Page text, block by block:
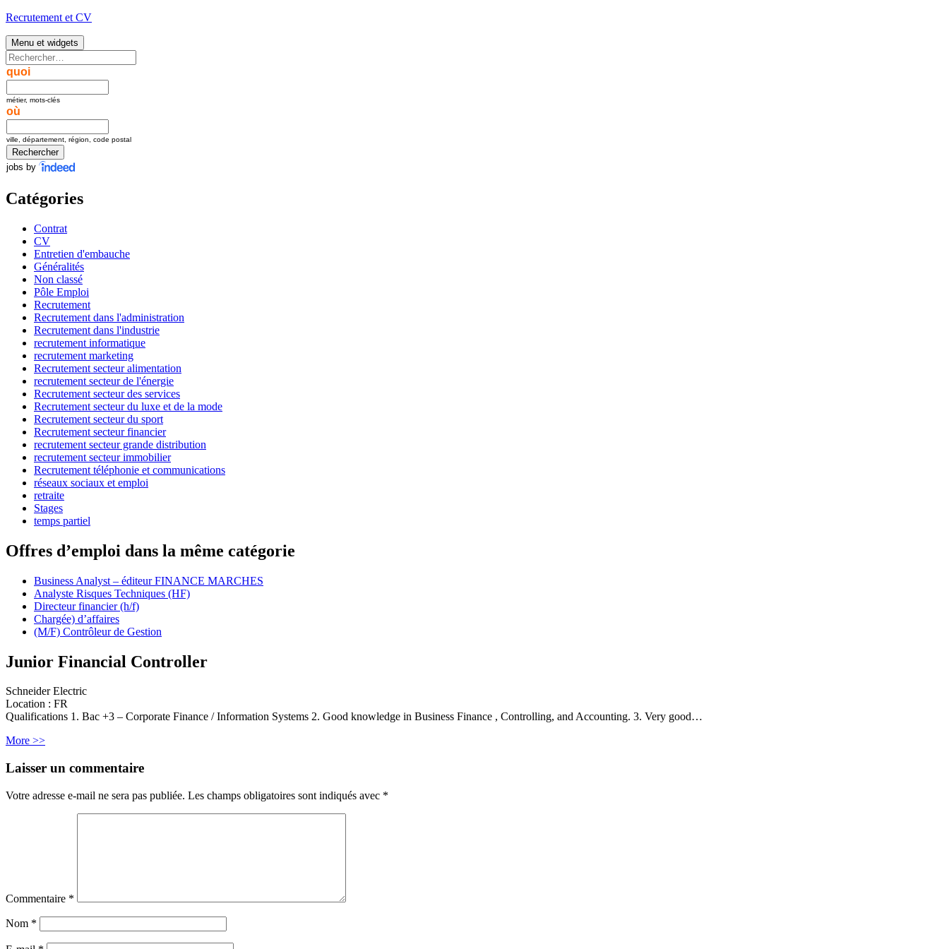
Aller
contenu
Recrutement et CV
Menu et widgets
Rechercher :
quoi
métier, mots-clés
où
ville, département, région, code postal
jobs by
Catégories
Contrat
CV
Entretien d'embauche
Généralités
Non classé
Pôle Emploi
Recrutement
Recrutement dans l'administration
Recrutement dans l'industrie
recrutement informatique
recrutement marketing
Recrutement secteur alimentation
recrutement secteur de l'énergie
Recrutement secteur des services
Recrutement secteur du luxe et de la mode
Recrutement secteur du sport
Recrutement secteur financier
recrutement secteur grande distribution
recrutement secteur immobilier
Recrutement téléphonie et communications
réseaux sociaux et emploi
retraite
Stages
temps partiel
Offres d’emploi dans la même catégorie
Business Analyst – éditeur FINANCE MARCHES
Analyste Risques Techniques (HF)
Directeur financier (h/f)
Chargée) d’affaires
(M/F) Contrôleur de Gestion
Junior Financial Controller
Schneider Electric
Location : FR
Qualifications 1. Bac +3 – Corporate Finance / Information Systems 2. Good knowledge in Business Finance , Controlling, and Accounting. 3. Very good…
More >>
Laisser un commentaire
Votre adresse e-mail ne sera pas publiée. Les champs obligatoires sont indiqués avec *
Commentaire *
Nom *